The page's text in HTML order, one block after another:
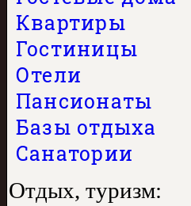
Квартиры
Гостиницы
Отели
Пансионаты
Базы отдыха
Санатории
Отдых, туризм: